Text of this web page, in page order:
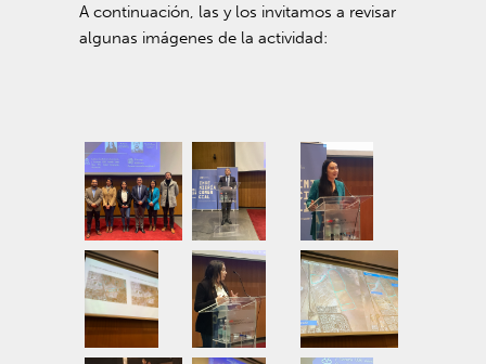
A continuación, las y los invitamos a revisar
algunas imágenes de la actividad: